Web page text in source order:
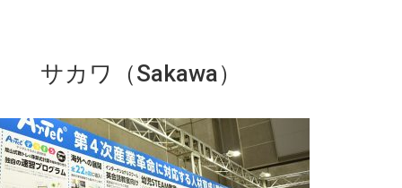
サカワ（Sakawa）